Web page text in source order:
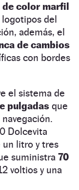
color marfil
logotipos del
además, el
de cambios
con bordes
el sistema de
pulgadas que
Dolcevita
un litro y tres
suministra 70
voltios y una